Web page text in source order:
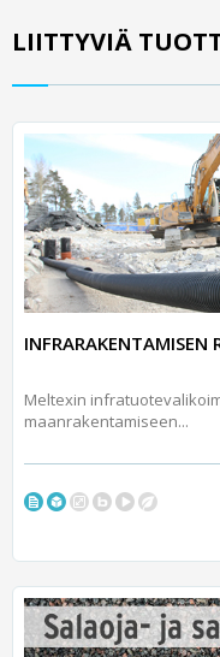
LIITTYVIÄ
INFRARAKENTAMISEN
Meltexin
maanrakentamiseen...